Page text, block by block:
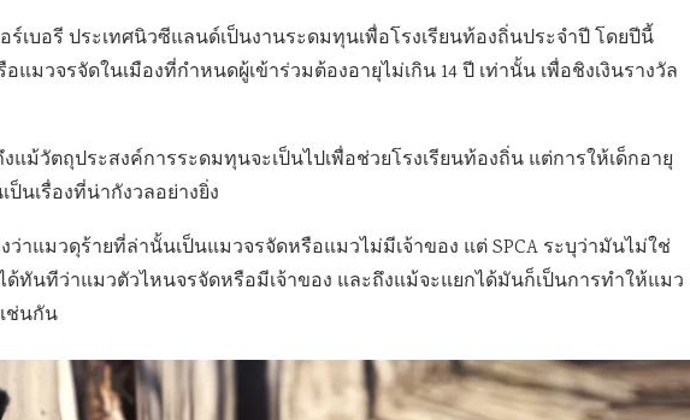
เบอรี ประเทศนิวซีแลนด์เป็นงานระดมทุนเพื่อโรงเรียนท้องถิ่นประจำปี โดยปีนี้
แมวจรจัดในเมืองที่กำหนดผู้เข้าร่วมต้องอายุไม่เกิน 14 ปี เท่านั้น เพื่อชิงเงินรางวัล
แม้วัตถุประสงค์การระดมทุนจะเป็นไปเพื่อช่วยโรงเรียนท้องถิ่น แต่การให้เด็กอายุ
นเรื่องที่น่ากังวลอย่างยิ่ง
าแมวดุร้ายที่ล่านั้นเป็นแมวจรจัดหรือแมวไม่มีเจ้าของ แต่ SPCA ระบุว่ามันไม่ใช่
ด้ทันทีว่าแมวตัวไหนจรจัดหรือมีเจ้าของ และถึงแม้จะแยกได้มันก็เป็นการทำให้แมว
ช่นกัน